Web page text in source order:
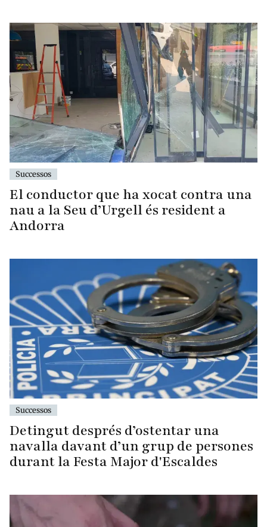
Successos
El conductor que ha xocat contra una
nau a la Seu d’Urgell és resident a
Andorra
Successos
Detingut després d’ostentar una
navalla davant d’un grup de persones
durant la Festa Major d'Escaldes